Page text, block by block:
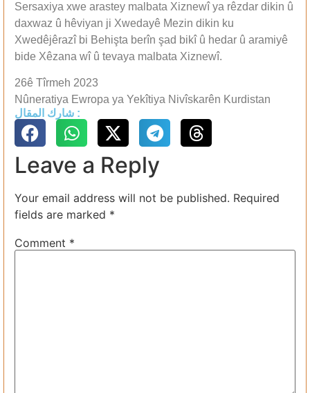
Sersaxiya xwe arastey malbata Xiznewî ya rêzdar dikin û
daxwaz û hêviyan ji Xwedayê Mezin dikin ku
Xwedêjêrazî bi Behişta berîn şad bikî û hedar û aramiyê
bide Xêzana wî û tevaya malbata Xiznewî.
26ê Tîrmeh 2023
Nûneratiya Ewropa ya Yekîtiya Nivîskarên Kurdistan
شارك المقال :
Leave a Reply
Your email address will not be published. Required
fields are marked *
Comment *